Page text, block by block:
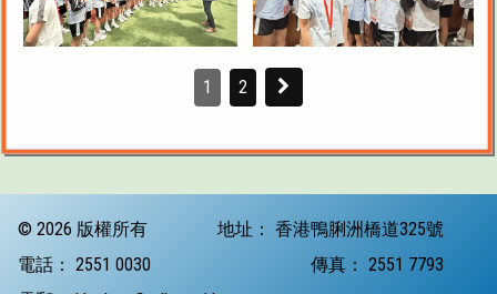
1 2
© 2026 版權所有 地址： 香港鴨脷洲橋道325號
電話： 2551 0030 傳真： 2551 7793